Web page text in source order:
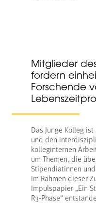
Mitglieder
fordern
Forschende
Das Junge Kolleg
und den
kolleginternen
um Themen, die
Stipendiatinnen
Im Rahmen dieser
Impulspapier „Ein
R3-Phase“